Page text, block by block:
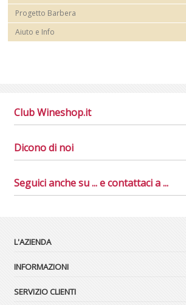
Progetto Barbera
Aiuto e Info
Club Wineshop.it
Dicono di noi
Seguici anche su ... e contattaci a ...
L'AZIENDA
INFORMAZIONI
SERVIZIO CLIENTI